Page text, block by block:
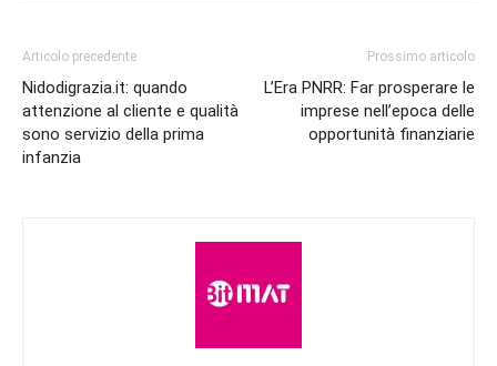
Articolo precedente
Nidodigrazia.it: quando
attenzione al cliente e qualità
sono servizio della prima
infanzia
Prossimo articolo
L’Era PNRR: Far prosperare le
imprese nell’epoca delle
opportunità finanziarie